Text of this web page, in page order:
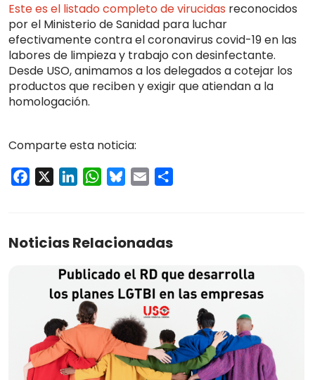
Este es el listado completo de virucidas reconocidos
por el Ministerio de Sanidad para luchar
efectivamente contra el coronavirus covid-19 en las
labores de limpieza y trabajo con desinfectante.
Desde USO, animamos a los delegados a cotejar los
productos que reciben y exigir que atiendan a la
homologación.
Comparte esta noticia:
Facebook LinkedInWhatsApp
Bluesky
Email
Noticias Relacionadas